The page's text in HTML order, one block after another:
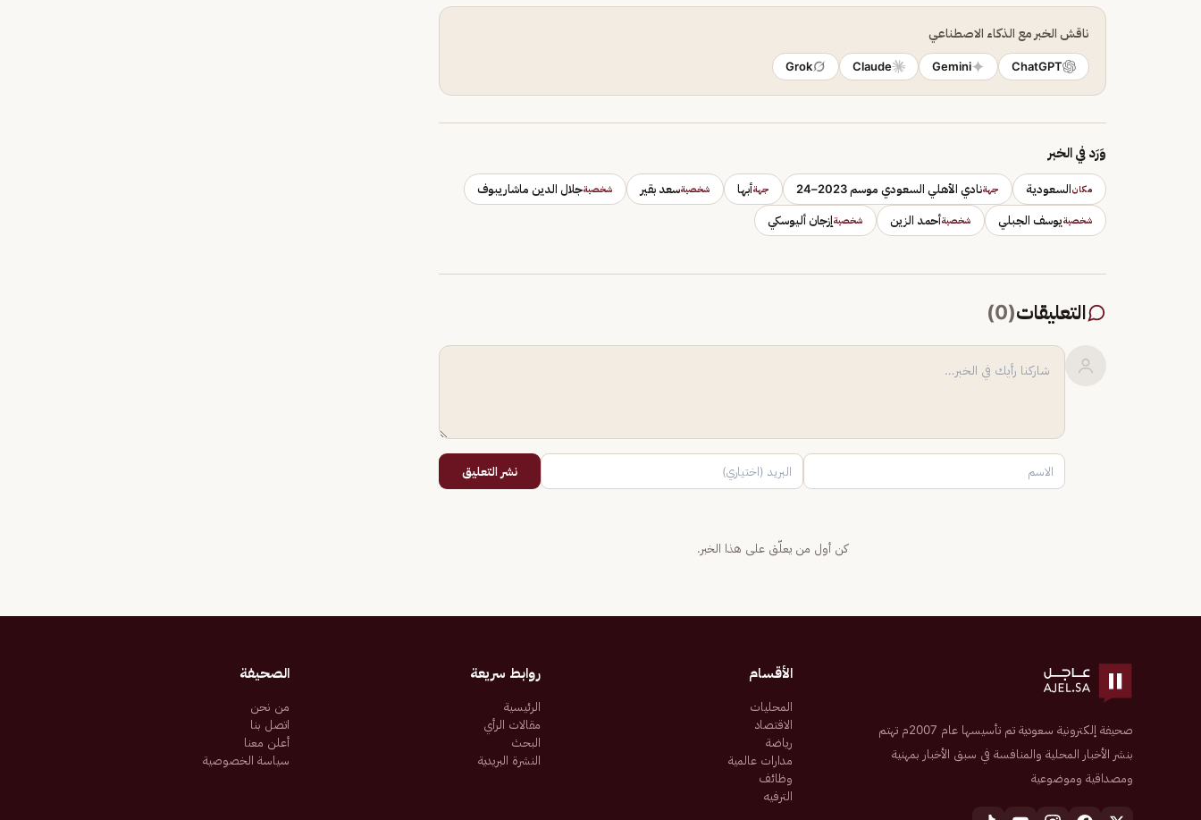
ناقش الخبر مع الذكاء الاصطناعي
ChatGPT
Gemini
Claude
Grok
وَرَد في الخبر
مكانالسعودية جهةنادي الأهلي السعودي موسم 2023–24 جهةأبها شخصيةسعد بقير شخصيةجلال الدين ماشاريبوف
شخصيةيوسف الجبلي شخصيةأحمد الزين شخصيةإزجان أليوسكي
التعليقات(
0
)
نشر التعليق
كن أول من يعلّق على هذا الخبر.
صحيفة إلكترونية سعودية تم تأسيسها عام 2007م تهتم
بنشر الأخبار المحلية والمنافسة في سبق الأخبار بمهنية
ومصداقية وموضوعية
الأقسام
المحليات
الاقتصاد
رياضة
مدارات عالمية
وظائف
الترفيه
روابط سريعة
الرئيسية
مقالات الرأي
البحث
النشرة البريدية
الصحيفة
من نحن
اتصل بنا
أعلن معنا
سياسة الخصوصية